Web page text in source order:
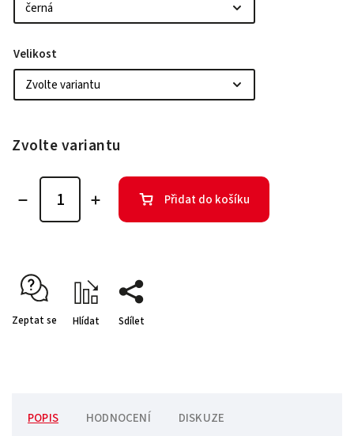
Velikost
Zvolte variantu
Přidat do košíku
Zeptat se Hlídat Sdílet
POPIS HODNOCENÍ DISKUZE